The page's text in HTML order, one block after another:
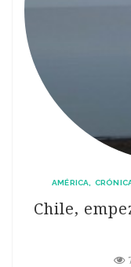
AMÉRICA
Chile,